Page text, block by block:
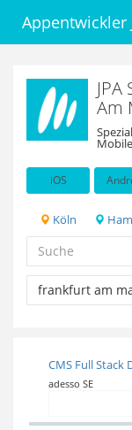
Appentwickler
Am
iOS
Köln
CMS Full Stack
adesso SE